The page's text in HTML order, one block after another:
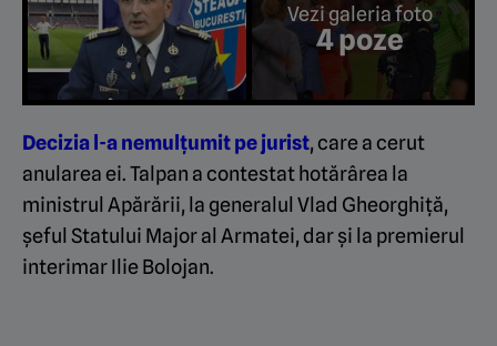
Vezi galeria foto
4 poze
Decizia l-a nemulțumit pe jurist, care a cerut
anularea ei. Talpan a contestat hotărârea la
ministrul Apărării, la generalul Vlad Gheorghiță,
șeful Statului Major al Armatei, dar și la premierul
interimar Ilie Bolojan.